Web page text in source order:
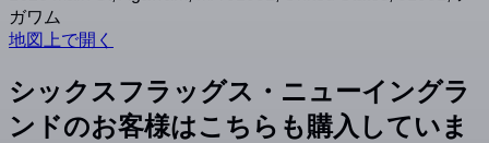
ガワム
地図上で開く
シックスフラッグス・ニューイングラ
ンドのお客様はこちらも購入していま